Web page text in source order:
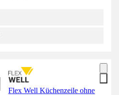
Flex Well Küchenzeile ohne